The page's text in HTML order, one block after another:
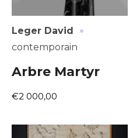
Leger David ·
contemporain
Arbre Martyr
€2 000,00